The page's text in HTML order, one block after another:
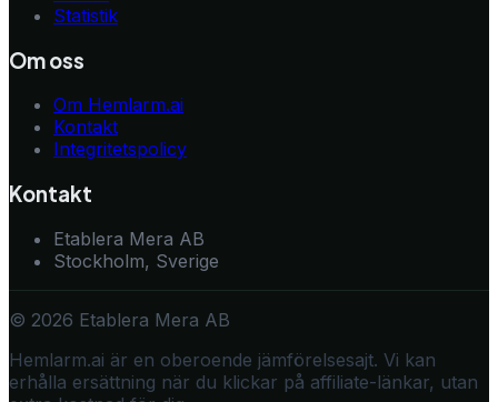
Statistik
Om oss
Om Hemlarm.ai
Kontakt
Integritetspolicy
Kontakt
Etablera Mera AB
Stockholm, Sverige
© 2026 Etablera Mera AB
Hemlarm.ai är en oberoende jämförelsesajt. Vi kan
erhålla ersättning när du klickar på affiliate-länkar, utan